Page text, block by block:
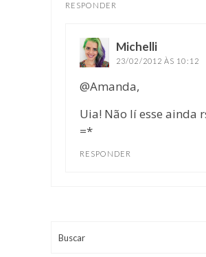
RESPONDER
Michelli
23/02/2012 ÀS 10:12
@Amanda,
Uia! Não lí esse ainda
=*
RESPONDER